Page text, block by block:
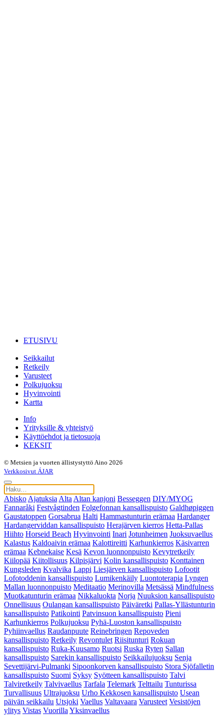
ETUSIVU
Seikkailut
Retkeily
Varusteet
Polkujuoksu
Hyvinvointi
Kartta
Info
Yrityksille & yhteistyö
Käyttöehdot ja tietosuoja
KEKSIT
© Metsien ja vuorten ällistystyttö Aino 2026
Verkkosivut ÁJAR
Abisko Ajatuksia Alta Altan kanjoni Besseggen DIY/MYOG
Fannaråki Festvågtinden Folgefonnan kansallispuisto Galdhøpiggen
Gaustatoppen Gorsabrua Halti Hammastunturin erämaa Hardanger
Hardangerviddan kansallispuisto Herajärven kierros Hetta-Pallas
Hiihto Horseid Beach Hyvinvointi Inari Jotunheimen Juoksuvaellus
Kalastus Kaldoaivin erämaa Kalottireitti Karhunkierros Käsivarren
erämaa Kebnekaise Kesä Kevon luonnonpuisto Kevytretkeily
Kiilopää Kiitollisuus Kilpisjärvi Kolin kansallispuisto Konttainen
Kungsleden Kvalvika Lappi Liesjärven kansallispuisto Lofootit
Lofotoddenin kansallispuisto Lumikenkäily Luontoterapia Lyngen
Mallan luonnonpuisto Meditaatio Merinovilla Metsässä Mindfulness
Muotkatunturin erämaa Nikkaluokta Norja Nuuksion kansallispuisto
Onnellisuus Oulangan kansallispuisto Päiväretki Pallas-Yllästunturin
kansallispuisto Patikointi Patvinsuon kansallispuisto Pieni
Karhunkierros Polkujuoksu Pyhä-Luoston kansallispuisto
Pyhiinvaellus Raudanpuute Reinebringen Repoveden
kansallispuisto Retkeily Revontulet Riisitunturi Rokuan
kansallispuisto Ruka-Kuusamo Ruotsi Ruska Ryten Sallan
kansallispuisto Sarekin kansallispuisto Seikkailujuoksu Senja
Sevettijärvi-Pulmanki Sipoonkorven kansallispuisto Stora Sjöfalletin
kansallispuisto Suomi Syksy Syötteen kansallispuisto Talvi
Talviretkeily Talvivaellus Tarfala Telemark Telttailu Tunturissa
Turvallisuus Ultrajuoksu Urho Kekkosen kansallispuisto Usean
päivän seikkailu Utsjoki Vaellus Valtavaara Varusteet Vesistöjen
ylitys Vistas Vuorilla Yksinvaellus